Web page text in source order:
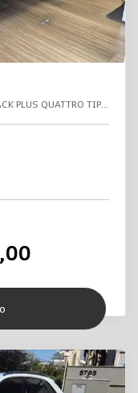
2.0 40 TFSI GASOLINA PERFORMANCE BLACK PLUS QUATTRO TIPTRONIC